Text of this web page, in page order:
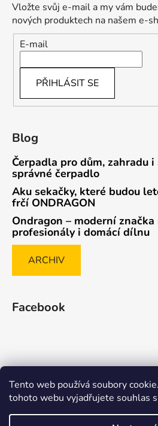
Tento web používá soubory
tohoto webu vyjadřujete souhlas
Vložte svůj e-mail a my vám
nových produktech na našem e-
E-mail
PŘIHLÁSIT SE
Blog
Čerpadla pro dům, zahradu
správné čerpadlo
Aku sekačky, které budou
frčí ONDRAGON
Ondragon – moderní
profesionály i domácí dílnu
ARCHIV
Facebook
Způsob